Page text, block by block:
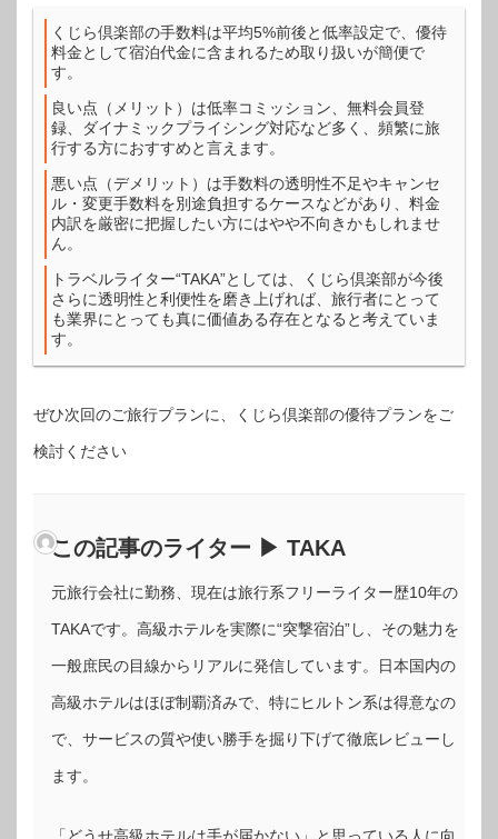
くじら倶楽部の手数料は平均5%前後と低率設定で、優待
料金として宿泊代金に含まれるため取り扱いが簡便で
す。
良い点（メリット）は低率コミッション、無料会員登
録、ダイナミックプライシング対応など多く、頻繁に旅
行する方におすすめと言えます。
悪い点（デメリット）は手数料の透明性不足やキャンセ
ル・変更手数料を別途負担するケースなどがあり、料金
内訳を厳密に把握したい方にはやや不向きかもしれませ
ん。
トラベルライター“TAKA”としては、くじら倶楽部が今後
さらに透明性と利便性を磨き上げれば、旅行者にとって
も業界にとっても真に価値ある存在となると考えていま
す。
ぜひ次回のご旅行プランに、くじら倶楽部の優待プランをご
検討ください
この記事のライター ▶ TAKA
元旅行会社に勤務、現在は旅行系フリーライター歴10年の
TAKAです。高級ホテルを実際に“突撃宿泊”し、その魅力を
一般庶民の目線からリアルに発信しています。日本国内の
高級ホテルはほぼ制覇済みで、特にヒルトン系は得意なの
で、サービスの質や使い勝手を掘り下げて徹底レビューし
ます。